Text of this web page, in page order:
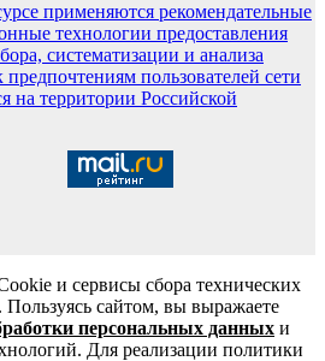
применяются рекомендательные
технологии предоставления
систематизации и анализа
пользователей сети
на территории Российской
и сервисы сбора технических
Пользуясь сайтом, вы выражаете
персональных данных и
Для реализации политики